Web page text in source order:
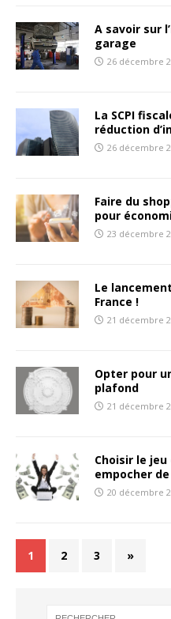
A savoir sur
garage
26 décembre
La SCPI
réduction
26 décembre
Faire du
pour
23 décembre
Le
France !
21 décembre
Opter pour
plafond
21 décembre
Choisir le
empocher
20 décembre
1 2 3 »